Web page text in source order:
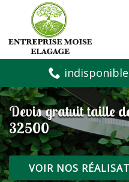
indisponible
Devis gratuit taille
32500
VOIR NOS